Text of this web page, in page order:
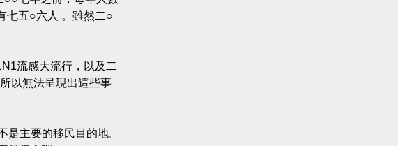
七五○六人 。雖然二○
流感大流行，以及二
以無法呈現出這些事
主要的移民目的地。